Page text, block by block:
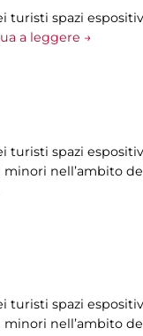
spazi
a leggere →
spazi
nell’ambito
spazi
nell’ambito